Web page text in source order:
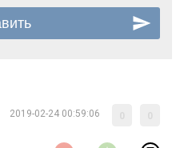
2019-02-24 00:59:06